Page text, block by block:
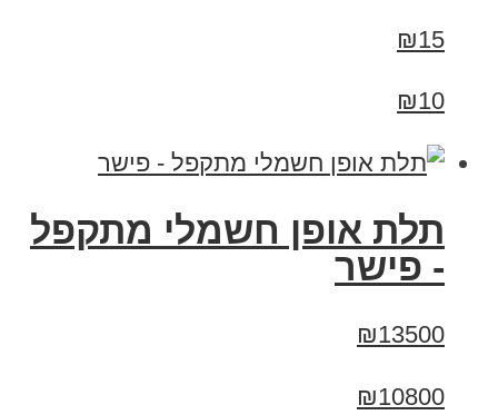
₪15
₪10
תלת אופן חשמלי מתקפל
- פישר
₪13500
₪10800